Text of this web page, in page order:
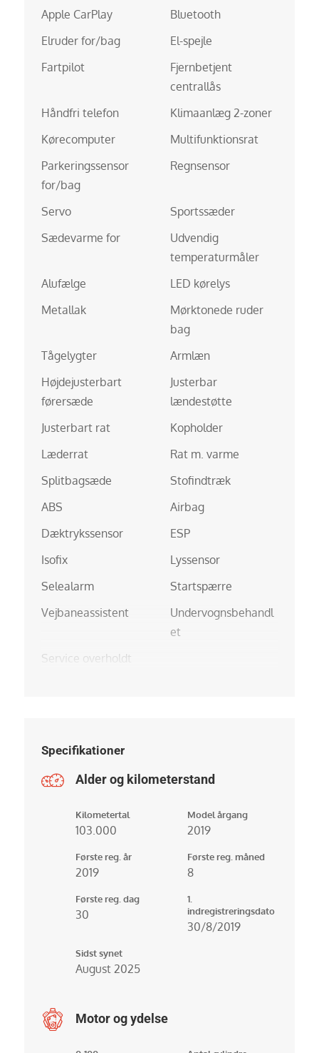
Apple CarPlay
Bluetooth
Elruder for/bag
El-spejle
Fartpilot
Fjernbetjent
centrallås
Håndfri telefon
Klimaanlæg 2-zoner
Kørecomputer
Multifunktionsrat
Parkeringssensor
for/bag
Regnsensor
Servo
Sportssæder
Sædevarme for
Udvendig
temperaturmåler
Alufælge
LED kørelys
Metallak
Mørktonede ruder
bag
Tågelygter
Armlæn
Højdejusterbart
førersæde
Justerbar
lændestøtte
Justerbart rat
Kopholder
Læderrat
Rat m. varme
Splitbagsæde
Stofindtræk
ABS
Airbag
Dæktrykssensor
ESP
Isofix
Lyssensor
Selealarm
Startspærre
Vejbaneassistent
Undervognsbehandl
et
Service overholdt
Specifikationer
Alder og kilometerstand
Kilometertal
103.000
Model årgang
2019
Første reg. år
2019
Første reg. måned
8
Første reg. dag
30
1.
indregistreringsdato
30/8/2019
Sidst synet
August 2025
Motor og ydelse